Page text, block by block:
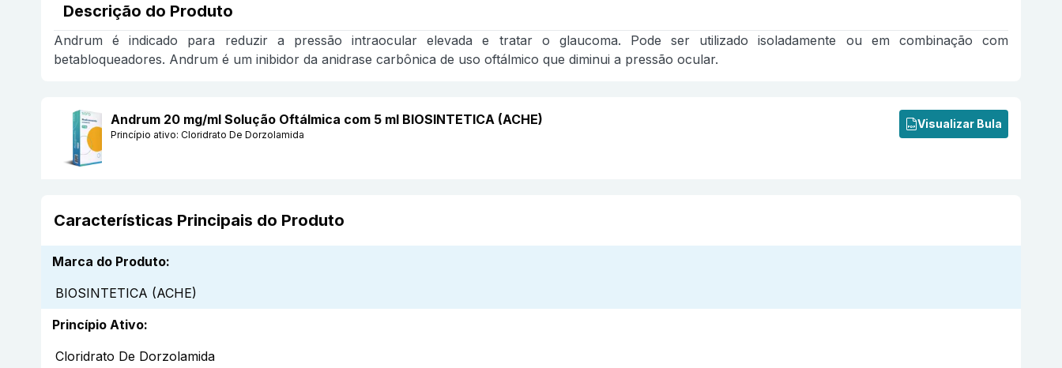
Descrição do Produto
Andrum é indicado para reduzir a pressão intraocular elevada e tratar o glaucoma. Pode ser utilizado isoladamente ou em combinação com
betabloqueadores. Andrum é um inibidor da anidrase carbônica de uso oftálmico que diminui a pressão ocular.
Andrum 20 mg/ml Solução Oftálmica com 5 ml BIOSINTETICA (ACHE)
Princípio ativo: Cloridrato De Dorzolamida
Visualizar Bula
Características Principais do Produto
Marca do Produto:
BIOSINTETICA (ACHE)
Princípio Ativo:
Cloridrato De Dorzolamida